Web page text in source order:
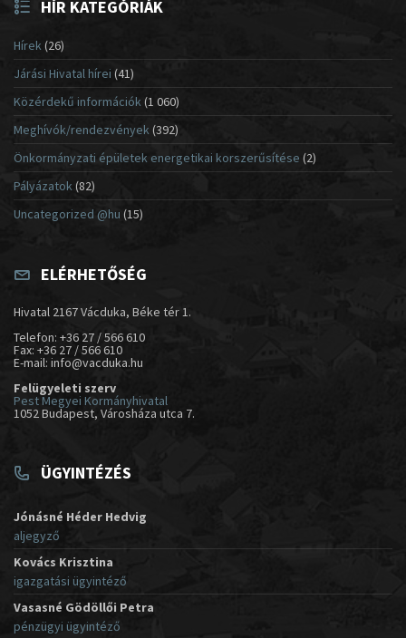
HÍR KATEGÓRIÁK
Hírek(26)
Járási Hivatal hírei (41)
Közérdekű információk(1 060)
Meghívók/rendezvények (392)
Önkormányzati épületek energetikai korszerűsítése (2)
Pályázatok (82)
Uncategorized @hu (15)
ELÉRHETŐSÉG
Hivatal 2167 Vácduka, Béke tér 1.
Telefon: +36 27 / 566 610
Fax: +36 27 / 566 610
E-mail: info@vacduka.hu
Felügyeleti szerv
Pest Megyei Kormányhivatal
1052 Budapest, Városháza utca 7.
ÜGYINTÉZÉS
Jónásné Héder Hedvig
aljegyző
Kovács Krisztina
igazgatási ügyintéző
Vasasné Gödöllői Petra
pénzügyi ügyintéző